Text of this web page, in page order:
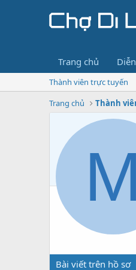
Trang chủ
Thành viên trực tuyến
Trang chủ
Thành
M
Bài viết trên hồ sơ